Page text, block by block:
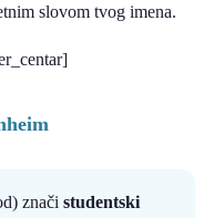
slovom tvog imena.
znači studentski